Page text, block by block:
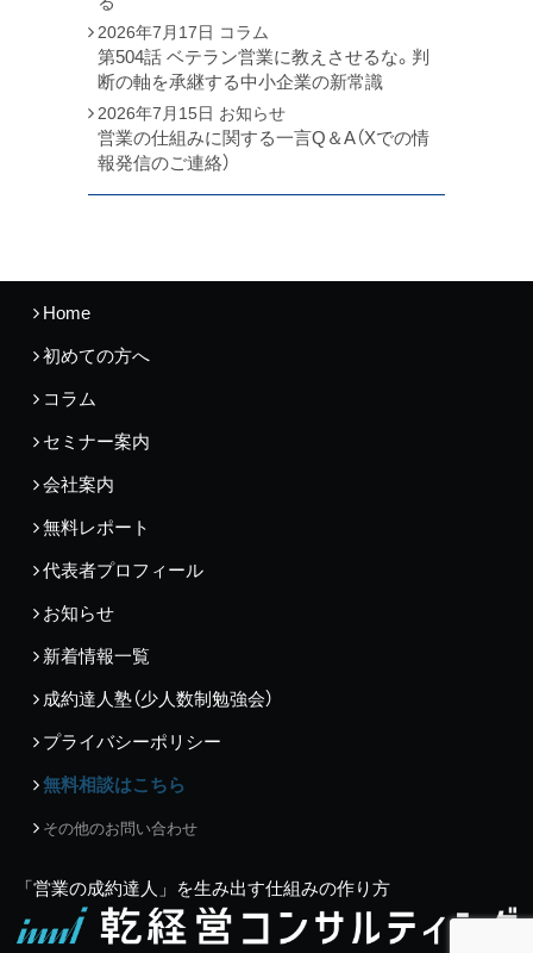
2026年7月17日 コラム
第504話 ベテラン営業に教えさせるな。判
断の軸を承継する中小企業の新常識
2026年7月15日 お知らせ
営業の仕組みに関する一言Q＆A（Xでの情
報発信のご連絡）
Home
初めての方へ
コラム
セミナー案内
会社案内
無料レポート
代表者プロフィール
お知らせ
新着情報一覧
成約達人塾（少人数制勉強会）
プライバシーポリシー
無料相談はこちら
その他のお問い合わせ
「営業の成約達人」を生み出す仕組みの作り方